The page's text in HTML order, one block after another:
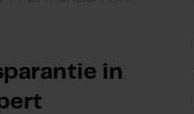
in